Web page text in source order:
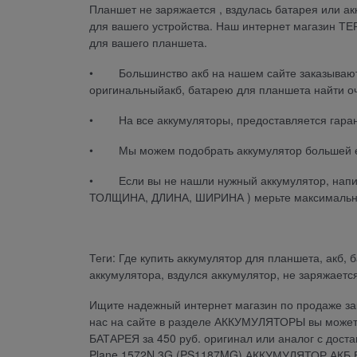
Планшет не заряжается , вздулась батарея или
для вашего устройства. Наш интернет магазин
для вашего планшета.
• Большинство акб на нашем сайте
оригинальныйакб, батарею для планшета найти
• На все аккумуляторы, предоставляется
• Мы можем подобрать аккумулятор большей
• Если вы не нашли нужный аккумулятор,
ТОЛЩИНА, ДЛИНА, ШИРИНА ) мерьте
Теги: Где купить аккумулятор для планшета,
аккумулятора, вздулся аккумулятор, не
Ищите надежный интернет магазин по продаже
нас на сайте в разделе АККУМУЛЯТОРЫ вы
БАТАРЕЯ за 450 руб. оригинал или аналог с